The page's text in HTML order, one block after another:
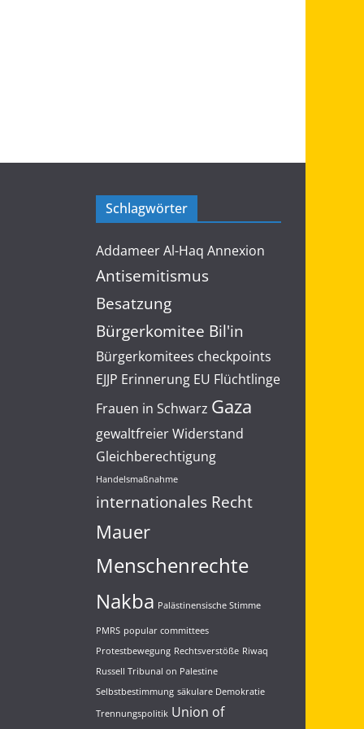
Schlagwörter
AddameerAl-Haq Annexion
Antisemitismus
Besatzung
Bürgerkomitee Bil'in
Bürgerkomitees checkpoints
EJJP Erinnerung EU Flüchtlinge
Frauen in Schwarz Gaza
gewaltfreier Widerstand
Gleichberechtigung
Handelsmaßnahme
internationales Recht
Mauer
Menschenrechte
Nakba Palästinensische Stimme
PMRS popular committees
Protestbewegung Rechtsverstöße Riwaq
Russell Tribunal on Palestine
Selbstbestimmung säkulare Demokratie
Trennungspolitik Union of